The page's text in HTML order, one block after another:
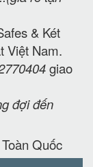
& Két
Việt Nam.
giao
đợi đến
Quốc